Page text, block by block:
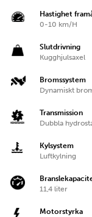
Motorstyrka
11,4 liter
Kylsystem
Luftkylning
Transmission
Dubbla
Bromssystem
Dynamiskt
Slutdrivning
Kugghjulsaxel
Hastighet
0-10 km/H